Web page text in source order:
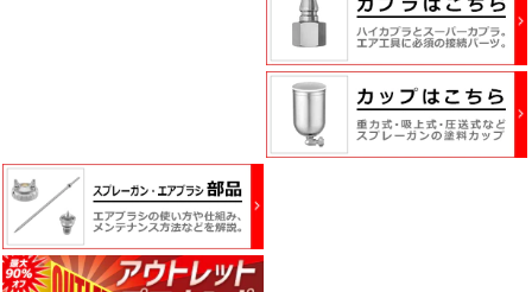
剤・
両
面
テ
ー